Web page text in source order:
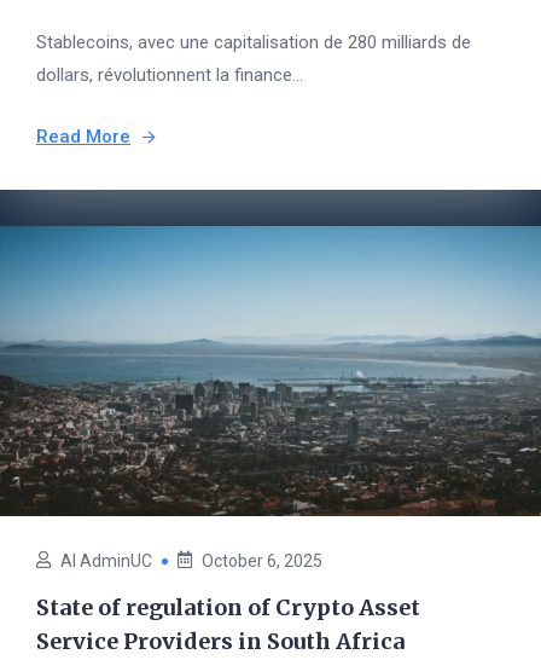
Stablecoins, avec une capitalisation de 280 milliards de
dollars, révolutionnent la finance...
Read More
AI AdminUC October 6, 2025
State of regulation of Crypto Asset
Service Providers in South Africa